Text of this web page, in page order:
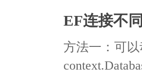
EF连接不
方法一：可